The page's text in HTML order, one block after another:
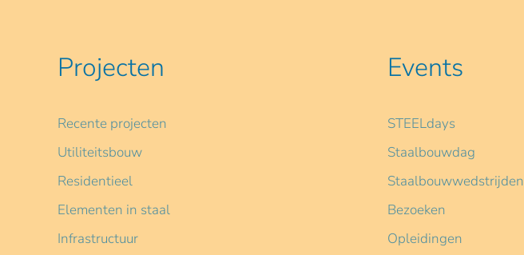
Projecten
Recente projecten
Utiliteitsbouw
Residentieel
Elementen in staal
Infrastructuur
Events
STEELdays
Staalbouwdag
Staalbouwwedstrijden
Bezoeken
Opleidingen